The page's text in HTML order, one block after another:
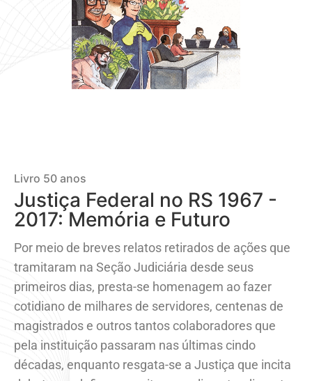
Livro 50 anos
Justiça Federal no RS 1967 -
2017: Memória e Futuro
Por meio de breves relatos retirados de ações que
tramitaram na Seção Judiciária desde seus
primeiros dias, presta-se homenagem ao fazer
cotidiano de milhares de servidores, centenas de
magistrados e outros tantos colaboradores que
pela instituição passaram nas últimas cindo
décadas, enquanto resgata-se a Justiça que incita